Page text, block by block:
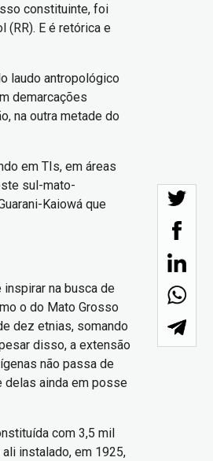
constituinte, foi
(RR). E é retórica e
laudo antropológico
demarcações
na outra metade do
em TIs, em áreas
sul-mato-
Kaiowá que
inspirar na busca de
o do Mato Grosso
dez etnias, somando
disso, a extensão
não passa de
delas ainda em posse
com 3,5 mil
instalado, em 1925,